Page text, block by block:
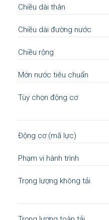
Chiều dài thân
Chiều dài đường nước
Chiều rộng
Mớn nước tiêu chuẩn
Tùy chọn động cơ
Động cơ (mã lực)
Phạm vi hành trình
Trọng lượng không tải